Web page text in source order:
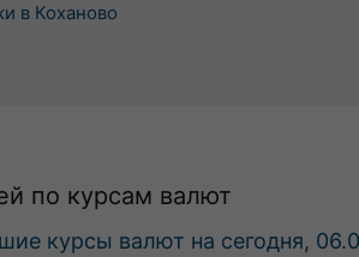
в Коханово
по курсам валют
курсы валют на сегодня,